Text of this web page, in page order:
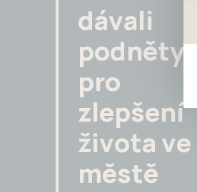
dávali
podněty
pro
zlepšení
života ve
městě